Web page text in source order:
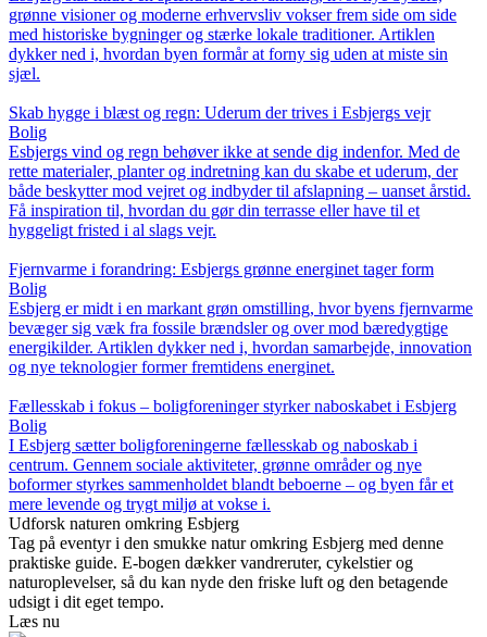
grønne visioner og moderne erhvervsliv vokser frem side om side
med historiske bygninger og stærke lokale traditioner. Artiklen
dykker ned i, hvordan byen formår at forny sig uden at miste sin
sjæl.
Skab hygge i blæst og regn: Uderum der trives i Esbjergs vejr
Bolig
Esbjergs vind og regn behøver ikke at sende dig indenfor. Med de
rette materialer, planter og indretning kan du skabe et uderum, der
både beskytter mod vejret og indbyder til afslapning – uanset årstid.
Få inspiration til, hvordan du gør din terrasse eller have til et
hyggeligt fristed i al slags vejr.
Fjernvarme i forandring: Esbjergs grønne energinet tager form
Bolig
Esbjerg er midt i en markant grøn omstilling, hvor byens fjernvarme
bevæger sig væk fra fossile brændsler og over mod bæredygtige
energikilder. Artiklen dykker ned i, hvordan samarbejde, innovation
og nye teknologier former fremtidens energinet.
Fællesskab i fokus – boligforeninger styrker naboskabet i Esbjerg
Bolig
I Esbjerg sætter boligforeningerne fællesskab og naboskab i
centrum. Gennem sociale aktiviteter, grønne områder og nye
boformer styrkes sammenholdet blandt beboerne – og byen får et
mere levende og trygt miljø at vokse i.
Udforsk naturen omkring Esbjerg
Tag på eventyr i den smukke natur omkring Esbjerg med denne
praktiske guide. E-bogen dækker vandreruter, cykelstier og
naturoplevelser, så du kan nyde den friske luft og den betagende
udsigt i dit eget tempo.
Læs nu